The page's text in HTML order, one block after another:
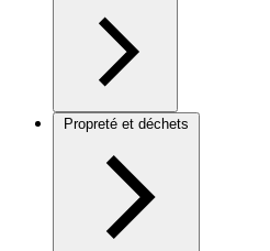
Propreté et déchets